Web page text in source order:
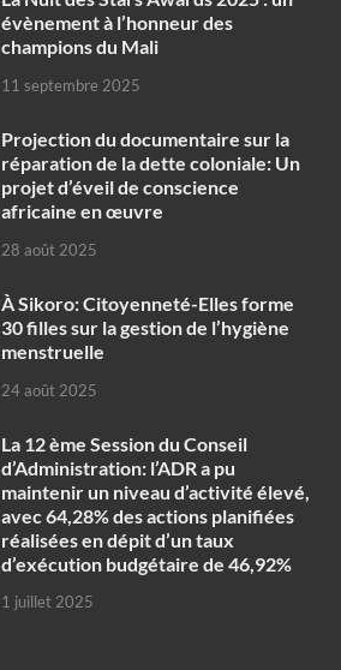
évènement à l’honneur des
champions du Mali
11 septembre 2025
Projection du documentaire sur la
réparation de la dette coloniale: Un
projet d’éveil de conscience
africaine en œuvre‎
28 août 2025
À Sikoro: Citoyenneté-Elles forme
30 filles sur la gestion de l’hygiène
menstruelle
24 août 2025
La 12 ème Session du Conseil
d’Administration: l’ADR a pu
maintenir un niveau d’activité élevé,
avec 64,28% des actions planifiées
réalisées en dépit d’un taux
d’exécution budgétaire de 46,92%
1 juillet 2025